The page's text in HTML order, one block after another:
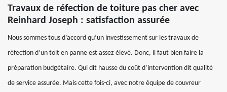
Travaux de réfection de toiture pas cher avec
Reinhard Joseph : satisfaction assurée
Nous sommes tous d’accord qu’un investissement sur les travaux de
réfection d’un toit en panne est assez élevé. Donc, il faut bien faire la
préparation budgétaire. Qui dit hausse du coût d’intervention dit qualité
de service assurée. Mais cette fois-ci, avec notre équipe de couvreur